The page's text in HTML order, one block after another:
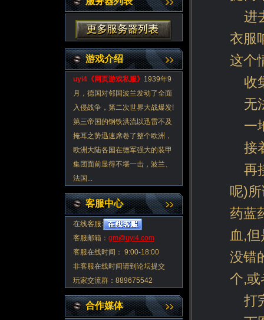
游戏介绍
uyi4《网页游戏私服》 1939年9
月，德国对邻国波兰发动了全面
入侵战争，第二次世界大战爆发!
第三帝国的钢铁洪流以迅雷不及
掩耳之势迅速席卷了整个欧洲，
欧洲大陆各国在德军强大的装甲
集团面前显得不堪一击，波兰、
法国...
客服中心
在线客服:
客服邮箱： gm@uyi4.com
客服在线时间： 9:00-18:00
非客服在线时间请到论坛提交
玩家交流群：889675542
合作媒体
进
衣服
这个
收
无
一
接
再
呢)
药蓝
血,
没错
个,或
打